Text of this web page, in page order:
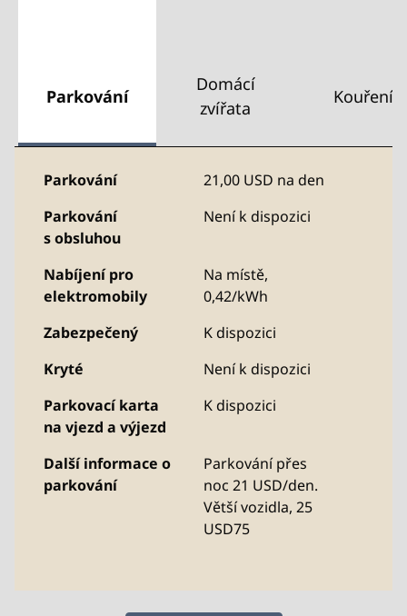
Parkování
Domácí
zvířata
Kouření
Parkování
21,00 USD na den
Parkování
s obsluhou
Není k dispozici
Nabíjení pro
elektromobily
Na místě,
0,42/kWh
Zabezpečený
K dispozici
Kryté
Není k dispozici
Parkovací karta
na vjezd a výjezd
K dispozici
Další informace o
parkování
Parkování přes
noc 21 USD/den.
Větší vozidla, 25
USD75